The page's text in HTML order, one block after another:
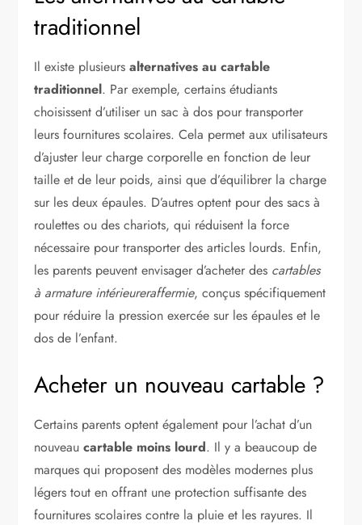
traditionnel
Il existe plusieursalternatives au cartable
traditionnel. Par exemple, certains étudiants
choisissent d’utiliser un sac à dos pour transporter
leurs fournitures scolaires. Cela permet aux utilisateurs
d’ajuster leur charge corporelle en fonction de leur
taille et de leur poids, ainsi que d’équilibrer la charge
sur les deux épaules. D’autres optent pour des sacs à
roulettes ou des chariots, qui réduisent la force
nécessaire pour transporter des articles lourds. Enfin,
les parents peuvent envisager d’acheter des cartables
à armature intérieureraffermie, conçus spécifiquement
pour réduire la pression exercée sur les épaules et le
dos de l’enfant.
Acheter un nouveau cartable ?
Certains parents optent également pour l’achat d’un
nouveaucartable moins lourd. Il y a beaucoup de
marques qui proposent des modèles modernes plus
légers tout en offrant une protection suffisante des
fournitures scolaires contre la pluie et les rayures. Il